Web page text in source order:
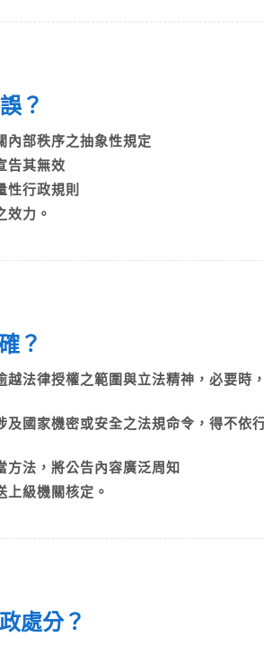
誤？
內部秩序之抽象性規定
告其無效
性行政規則
效力。
確？
法律授權之範圍與立法精神，必要時
國家機密或安全之法規命令，得不依
方法，將公告內容廣泛周知
級機關核定。
政處分？